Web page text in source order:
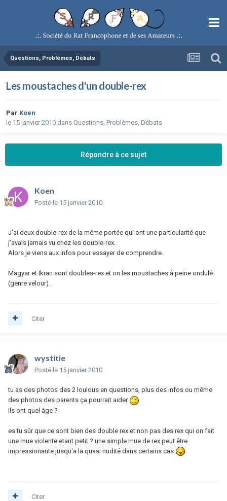
Questions, Problèmes, Débats
Les moustaches d'un double-rex
Par Koen
le 15 janvier 2010 dans Questions, Problèmes, Débats
Répondre à ce sujet
Koen
Posté le 15 janvier 2010
J'ai deux double-rex de la même portée qui ont une particularité que
j'avais jamais vu chez les double-rex.
Alors je viens aux infos pour essayer de comprendre.
Magyar et Ikran sont doubles-rex et on les moustaches à peine ondulé
(genre velour).
Citer
wystitie
Posté le 15 janvier 2010
tu as des photos des 2 loulous en questions, plus des infos ou même
des photos des parents ça pourrait aider
Ils ont quel âge ?
es tu sûr que ce sont bien des double rex et non pas des rex qui on fait
une mue violente etant petit ? une simple mue de rex peut être
impressionante jusqu'a la quasi nudité dans certains cas
Citer